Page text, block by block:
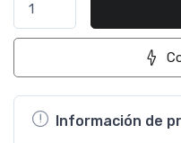
Información de